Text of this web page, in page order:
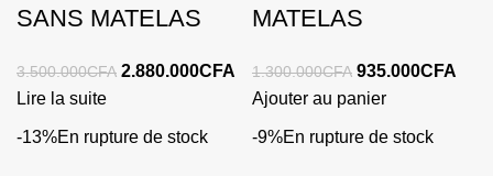
SANS MATELAS
3.500.000CFA 2.880.000CFA
Lire la suite
MATELAS
1.300.000CFA 935.000CFA
Ajouter au panier
-13%En rupture de stock -9%En rupture de stock